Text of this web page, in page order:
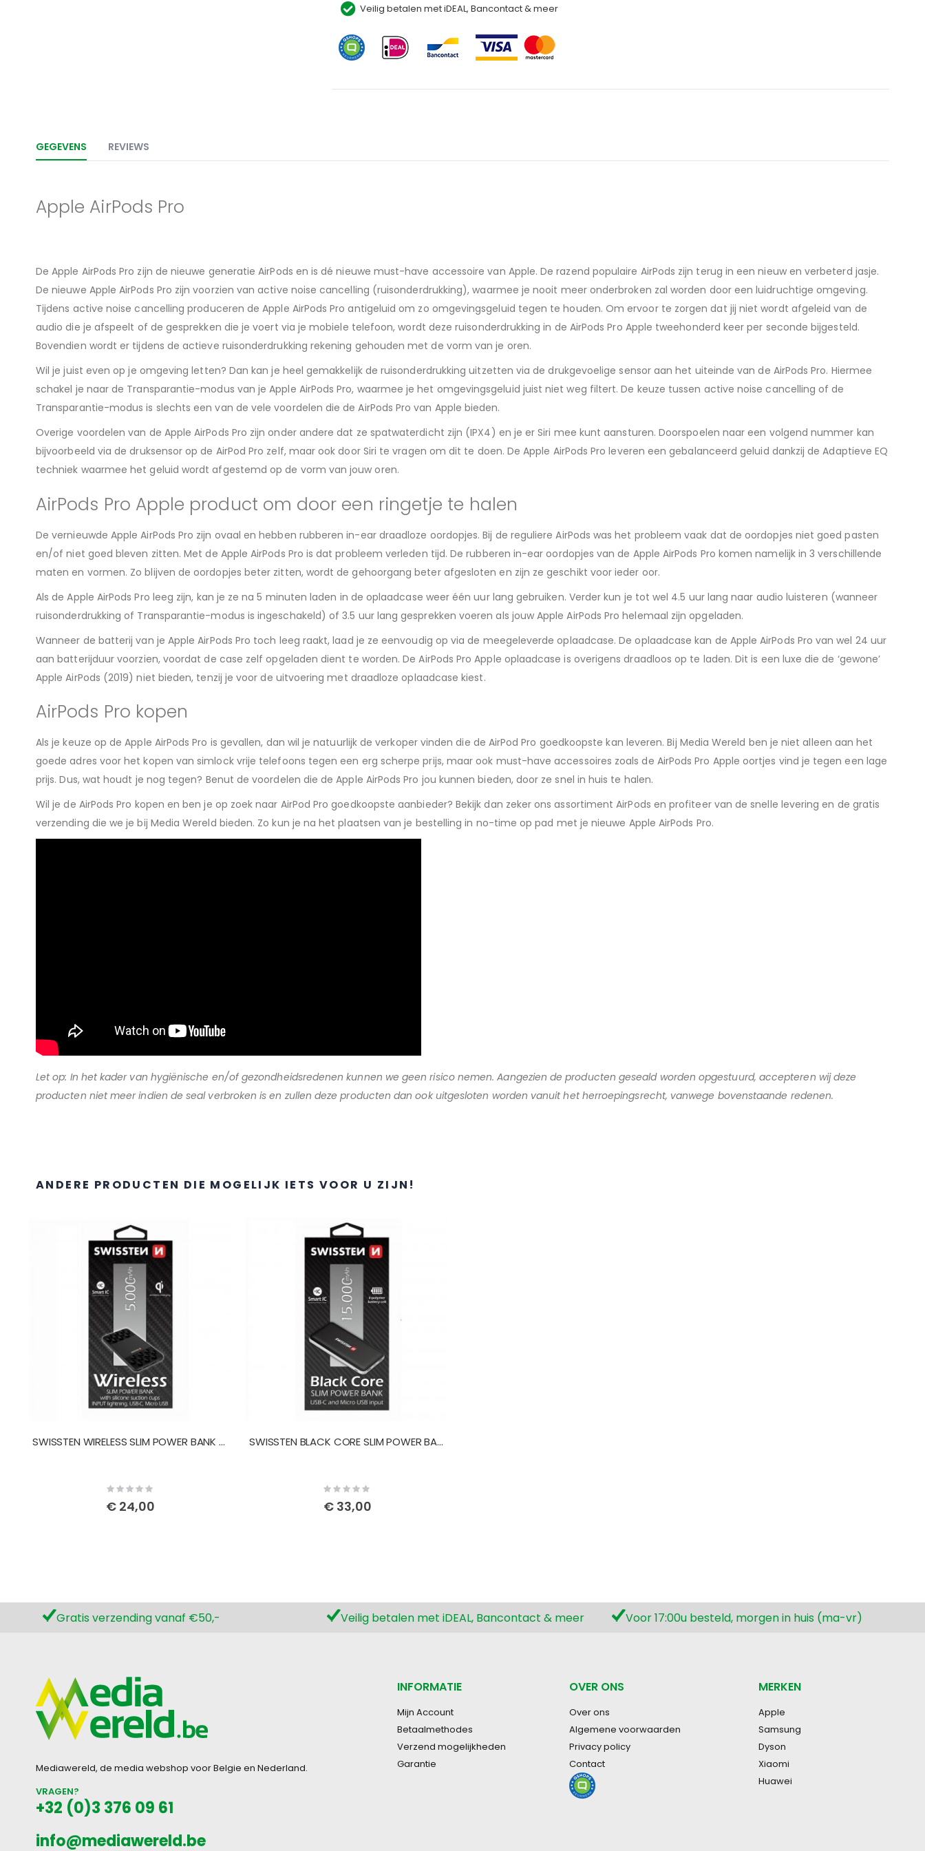
Veilig betalen met iDEAL, Bancontact & meer
GEGEVENS
Apple AirPods Pro
De Apple AirPods Pro zijn de nieuwe generatie AirPods en is dé nieuwe must-have accessoire van Apple. De razend populaire AirPods zijn terug in een nieuw en verbeterd jasje.
De nieuwe Apple AirPods Pro zijn voorzien van active noise cancelling (ruisonderdrukking), waarmee je nooit meer onderbroken zal worden door een luidruchtige omgeving.
Tijdens active noise cancelling produceren de Apple AirPods Pro antigeluid om zo omgevingsgeluid tegen te houden. Om ervoor te zorgen dat jij niet wordt afgeleid van de
audio die je afspeelt of de gesprekken die je voert via je mobiele telefoon, wordt deze ruisonderdrukking in de AirPods Pro Apple tweehonderd keer per seconde bijgesteld.
Bovendien wordt er tijdens de actieve ruisonderdrukking rekening gehouden met de vorm van je oren.
Wil je juist even op je omgeving letten? Dan kan je heel gemakkelijk de ruisonderdrukking uitzetten via de drukgevoelige sensor aan het uiteinde van de AirPods Pro. Hiermee
schakel je naar de Transparantie-modus van je Apple AirPods Pro, waarmee je het omgevingsgeluid juist niet weg filtert. De keuze tussen active noise cancelling of de
Transparantie-modus is slechts een van de vele voordelen die de AirPods Pro van Apple bieden.
Overige voordelen van de Apple AirPods Pro zijn onder andere dat ze spatwaterdicht zijn (IPX4) en je er Siri mee kunt aansturen. Doorspoelen naar een volgend nummer kan
bijvoorbeeld via de druksensor op de AirPod Pro zelf, maar ook door Siri te vragen om dit te doen. De Apple AirPods Pro leveren een gebalanceerd geluid dankzij de Adaptieve EQ
techniek waarmee het geluid wordt afgestemd op de vorm van jouw oren.
AirPods Pro Apple product om door een ringetje te halen
De vernieuwde Apple AirPods Pro zijn ovaal en hebben rubberen in-ear draadloze oordopjes. Bij de reguliere AirPods was het probleem vaak dat de oordopjes niet goed pasten
en/of niet goed bleven zitten. Met de Apple AirPods Pro is dat probleem verleden tijd. De rubberen in-ear oordopjes van de Apple AirPods Pro komen namelijk in 3 verschillende
maten en vormen. Zo blijven de oordopjes beter zitten, wordt de gehoorgang beter afgesloten en zijn ze geschikt voor ieder oor.
Als de Apple AirPods Pro leeg zijn, kan je ze na 5 minuten laden in de oplaadcase weer één uur lang gebruiken. Verder kun je tot wel 4.5 uur lang naar audio luisteren (wanneer
ruisonderdrukking of Transparantie-modus is ingeschakeld) of 3.5 uur lang gesprekken voeren als jouw Apple AirPods Pro helemaal zijn opgeladen.
Wanneer de batterij van je Apple AirPods Pro toch leeg raakt, laad je ze eenvoudig op via de meegeleverde oplaadcase. De oplaadcase kan de Apple AirPods Pro van wel 24 uur
aan batterijduur voorzien, voordat de case zelf opgeladen dient te worden. De AirPods Pro Apple oplaadcase is overigens draadloos op te laden. Dit is een luxe die de ‘gewone’
Apple AirPods (2019) niet bieden, tenzij je voor de uitvoering met draadloze oplaadcase kiest.
AirPods Pro kopen
Als je keuze op de Apple AirPods Pro is gevallen, dan wil je natuurlijk de verkoper vinden die de AirPod Pro goedkoopste kan leveren. Bij Media Wereld ben je niet alleen aan het
goede adres voor het kopen van simlock vrije telefoons tegen een erg scherpe prijs, maar ook must-have accessoires zoals de AirPods Pro Apple oortjes vind je tegen een lage
prijs. Dus, wat houdt je nog tegen? Benut de voordelen die de Apple AirPods Pro jou kunnen bieden, door ze snel in huis te halen.
Wil je de AirPods Pro kopen en ben je op zoek naar AirPod Pro goedkoopste aanbieder? Bekijk dan zeker ons assortiment AirPods en profiteer van de snelle levering en de gratis
verzending die we je bij Media Wereld bieden. Zo kun je na het plaatsen van je bestelling in no-time op pad met je nieuwe Apple AirPods Pro.
Let op: In het kader van hygiënische en/of gezondheidsredenen kunnen we geen risico nemen. Aangezien de producten geseald worden opgestuurd, accepteren wij deze
producten niet meer indien de seal verbroken is en zullen deze producten dan ook uitgesloten worden vanuit het herroepingsrecht, vanwege bovenstaande redenen.
REVIEWS
ANDERE PRODUCTEN DIE MOGELIJK IETS VOOR U ZIJN!
SWISSTEN WIRELESS SLIM POWER BANK 5000 mAh
Rating:
0%
€ 24,00
SWISSTEN BLACK CORE SLIM POWER BANK 15.000 mAh USB-C INPUT
Rating:
0%
€ 33,00
Gratis verzending vanaf €50,- Veilig betalen met iDEAL, Bancontact & meer Voor 17:00u besteld, morgen in huis (ma-vr)
Mediawereld, de media webshop voor Belgie en Nederland.
VRAGEN?
+32 (0)3 376 09 61
info@mediawereld.be
INFORMATIE
Mijn Account
Betaalmethodes
Verzend mogelijkheden
Garantie
OVER ONS
Over ons
Algemene voorwaarden
Privacy policy
Contact
MERKEN
Apple
Samsung
Dyson
Xiaomi
Huawei